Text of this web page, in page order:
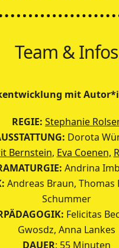
Team & Infos
mit
REGIE: Stephanie
Dorota
Bernstein, Eva Coenen,
Andrina
Andreas Braun, Thomas
Schummer
Felicitas
Gwosdz, Anna Lankes
DAUER: 55 Minuten